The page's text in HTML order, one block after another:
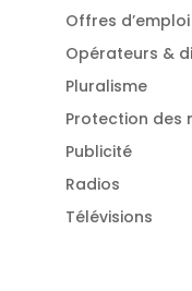
Offres d’emploi
Opérateurs &
Pluralisme
Protection des
Publicité
Radios
Télévisions